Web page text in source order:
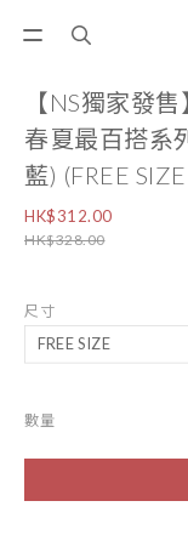
【NS獨家發
春夏最百搭系
藍) (FREE
HK$312.00
HK$328.00
尺寸
數量